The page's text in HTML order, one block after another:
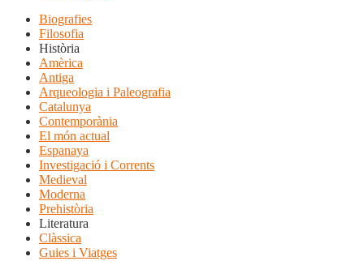
Biografies
Filosofia
Història
Amèrica
Antiga
Arqueologia i Paleografia
Catalunya
Contemporània
El món actual
Espanaya
Investigació i Corrents
Medieval
Moderna
Prehistòria
Literatura
Clàssica
Guies i Viatges